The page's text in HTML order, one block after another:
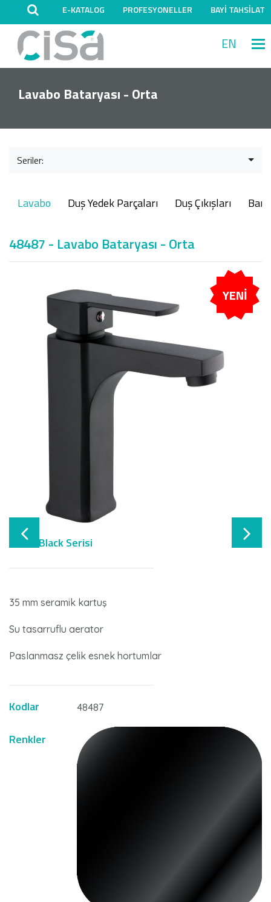
E-KATALOG PROFESYONELLER BAYİ TAHSİLAT
EN
Lavabo Bataryası - Orta
Seriler:
Lavabo Duş Yedek Parçaları Duş Çıkışları
48487 - Lavabo Bataryası - Orta
YENİ
Robin Black Serisi
35 mm seramik kartuş
Su tasarruflu aerator
Paslanmasz çelik esnek hortumlar
Kodlar 48487
Renkler